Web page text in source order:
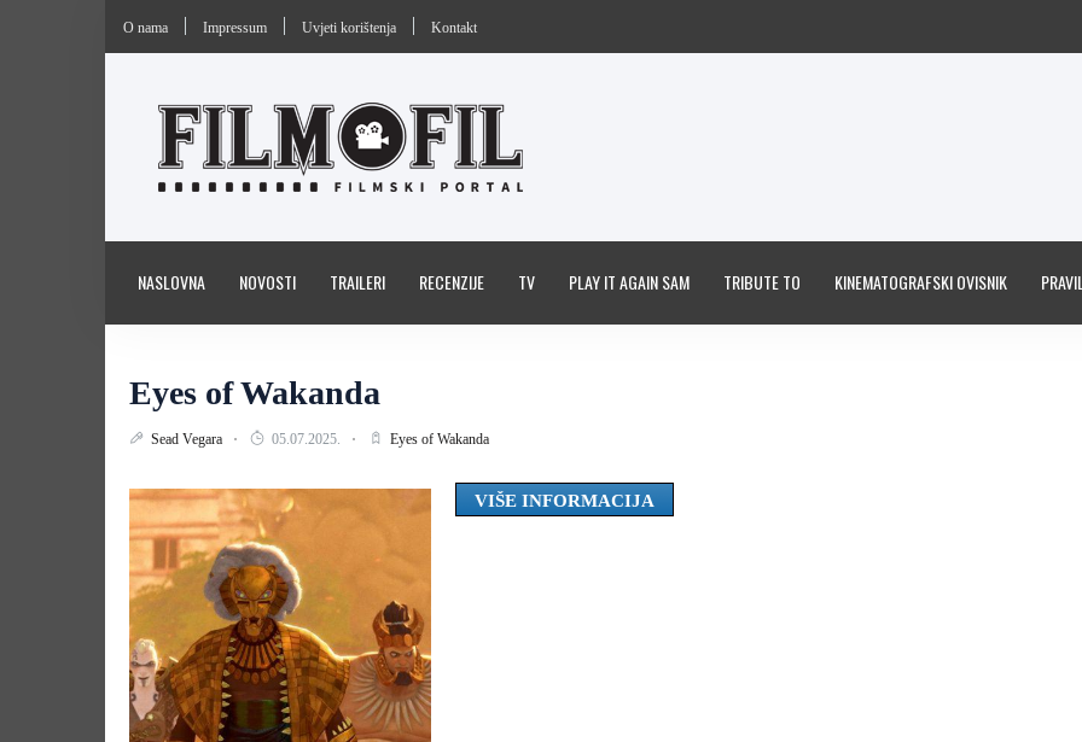
O nama Impressum Uvjeti korištenja Kontakt
NASLOVNA NOVOSTI TRAILERI RECENZIJE TV PLAY IT AGAIN SAM TRIBUTE TO KINEMATOGRAFSKI OVISNIK
Eyes of Wakanda
Sead Vegara 05.07.2025. Eyes of Wakanda
VIŠE INFORMACIJA